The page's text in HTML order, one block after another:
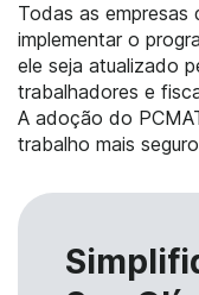
Todas as
implementar o
ele seja atualizado
trabalhadores e
A adoção do
trabalho mais